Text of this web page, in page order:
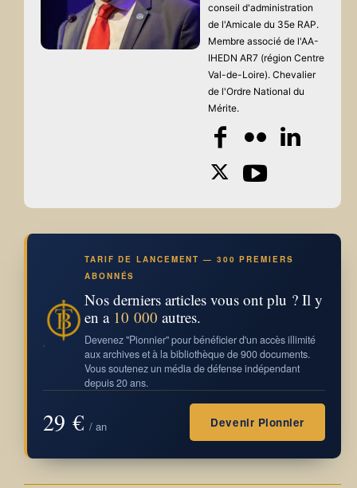
conseil d'administration
de l'Amicale du 35e RAP.
Membre associé de l'AA-
IHEDN AR7 (région Centre
Val-de-Loire). Chevalier
de l'Ordre National du
Mérite.
TARIF DE LANCEMENT — 300 PREMIERS
ABONNÉS
Nos derniers articles vous ont plu ? Il y
en a 10 000 autres.
Devenez "Pionnier" pour bénéficier d'un accès illimité
aux archives et à la bibliothèque de 900 documents.
Vous soutenez un média de défense indépendant
depuis 20 ans.
29 € / an Devenir Pionnier